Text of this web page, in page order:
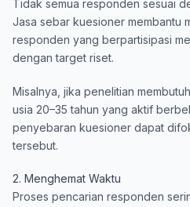
Tidak semua responden sesuai
Jasa sebar kuesioner membantu
responden yang berpartisipasi
dengan target riset.
Misalnya, jika penelitian
usia 20–35 tahun yang aktif
penyebaran kuesioner dapat
tersebut.
2. Menghemat Waktu
Proses pencarian responden